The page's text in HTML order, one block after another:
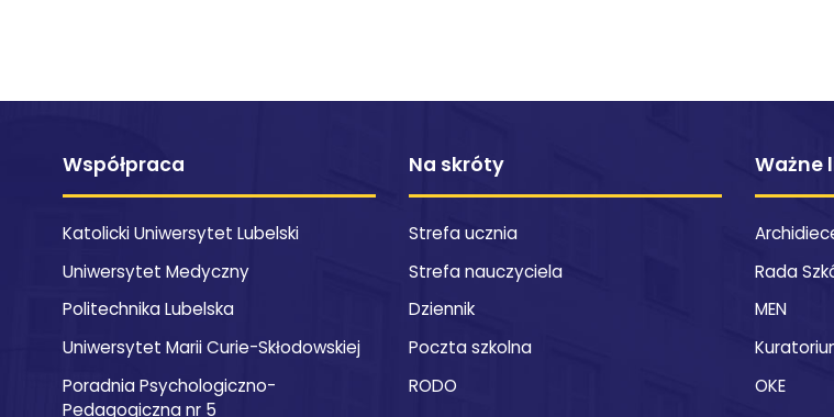
Współpraca
Katolicki Uniwersytet Lubelski
Uniwersytet Medyczny
Politechnika Lubelska
Uniwersytet Marii Curie-Skłodowskiej
Poradnia Psychologiczno-
Pedagogiczna nr 5
Na skróty
Strefa ucznia
Strefa nauczyciela
Dziennik
Poczta szkolna
RODO
Ważne
Rada
MEN
OKE